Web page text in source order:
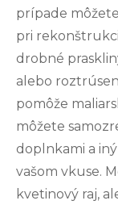
prípade
pri
drobné
alebo
pomôže
môžete
doplnkami a
vašom vkuse.
kvetinový raj,